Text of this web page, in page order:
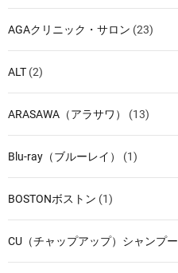
AGAクリニック・サロン (23)
ALT (2)
ARASAWA（アラサワ） (13)
Blu-ray（ブルーレイ） (1)
BOSTONボストン (1)
CU（チャップアップ）シャンプー